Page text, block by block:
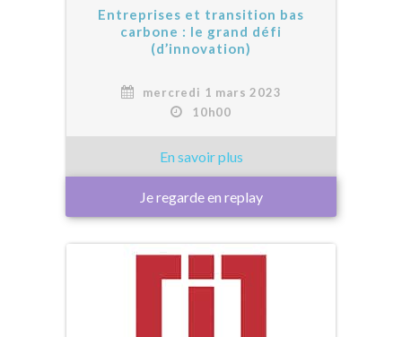
Entreprises et transition bas
carbone : le grand défi
(d’innovation)
mercredi 1 mars 2023
10h00
Je regarde en replay